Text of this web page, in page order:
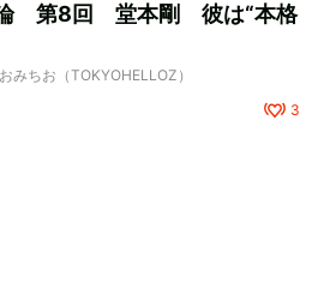
論 第8回 堂本剛 彼は“本格
みちお（TOKYOHELLOZ）
3